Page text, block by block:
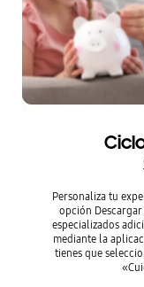
Personaliza tu
opción
especializados
mediante la
tienes que